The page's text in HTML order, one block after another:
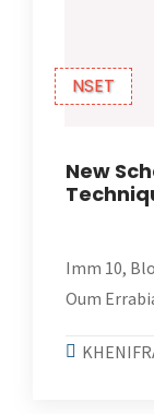
NSET
New
Imm 10,
Oum